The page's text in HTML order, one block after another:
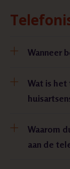
Wanneer
Wat is
Waarom
aan de